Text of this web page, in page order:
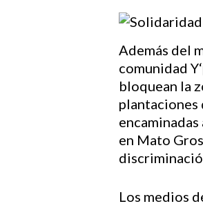
Hit enter to search or
Además del
comunidad
bloquean la
plantaciones
en Mato
Los medios